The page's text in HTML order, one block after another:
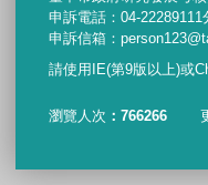
申訴電話：04-22289111
申訴信箱：
請使用IE(第9版以上)或
瀏覽人次 766266